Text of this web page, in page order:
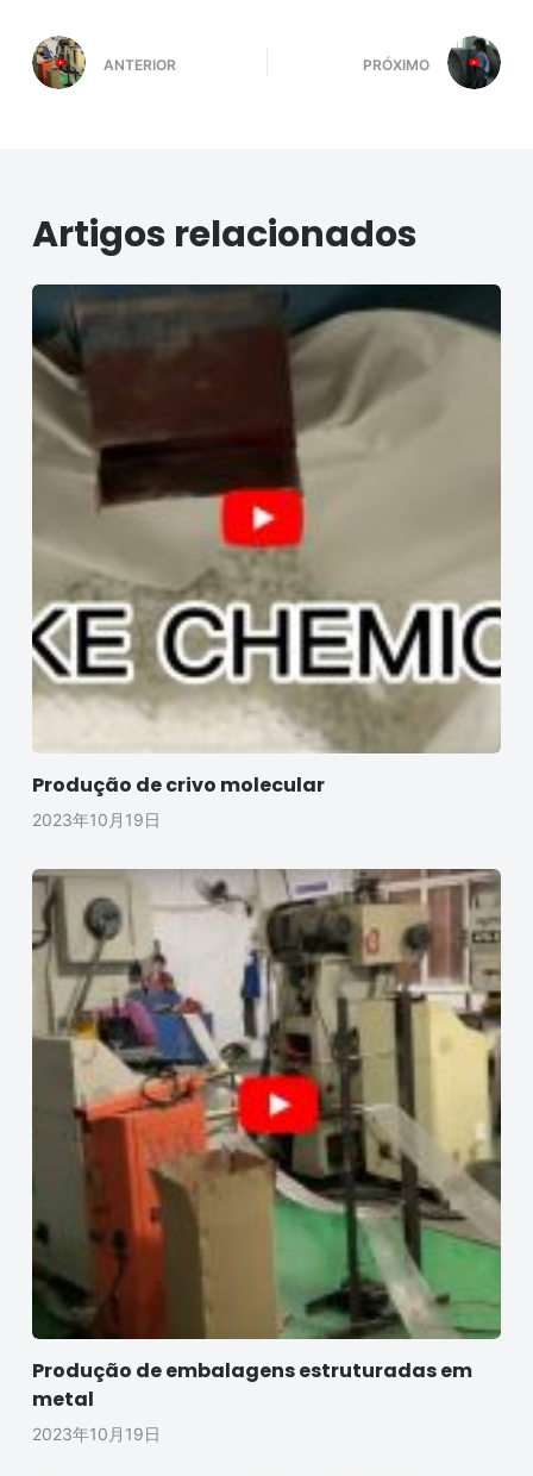
ANTERIOR PRÓXIMO
Artigos relacionados
Produção de crivo molecular
2023年10月19日
Produção de embalagens estruturadas em
metal
2023年10月19日